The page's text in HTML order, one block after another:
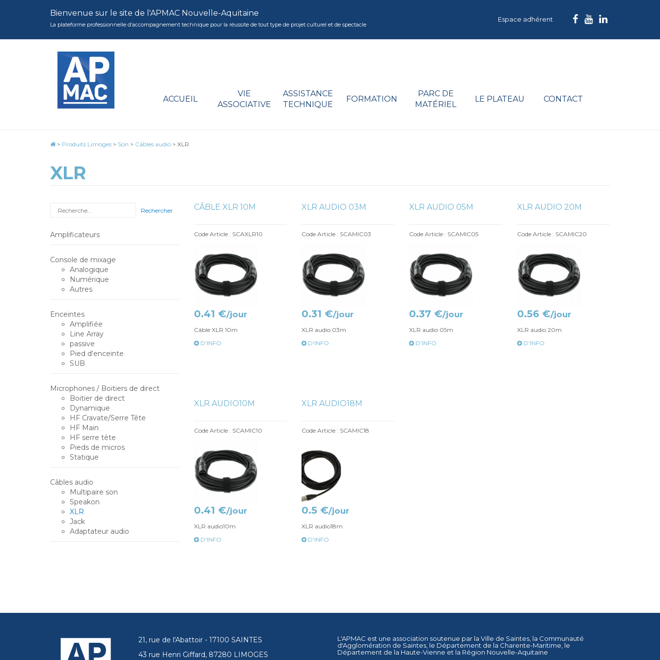
Bienvenue sur le site de l'APMAC Nouvelle-Aquitaine
La plateforme professionnelle d’accompagnement technique pour la réussite de tout type de projet culturel et de spectacle
Espace adhérent
ACCUEIL
VIE
ASSOCIATIVE
ASSISTANCE
TECHNIQUE
FORMATION
PARC DE
MATÉRIEL
LE PLATEAU CONTACT
> Produits Limoges > Son > Câbles audio > XLR
XLR
Rechercher
Amplificateurs
Console de mixage
Analogique
Numérique
Autres
Enceintes
Amplifiée
Line Array
passive
Pied d'enceinte
SUB
Microphones / Boitiers de direct
Boitier de direct
Dynamique
HF Cravate/Serre Tête
HF Main
HF serre tête
Pieds de micros
Statique
Câbles audio
Multipaire son
Speakon
XLR
Jack
Adaptateur audio
CÂBLE XLR 10M
Code Article : SCAXLR10
0.41 €/jour
Câble XLR 10m
D'INFO
XLR AUDIO 03M
Code Article : SCAMIC03
0.31 €/jour
XLR audio 03m
D'INFO
XLR AUDIO 05M
Code Article : SCAMIC05
0.37 €/jour
XLR audio 05m
D'INFO
XLR AUDIO 20M
Code Article : SCAMIC20
0.56 €/jour
XLR audio 20m
D'INFO
XLR AUDIO10M
Code Article : SCAMIC10
0.41 €/jour
XLR audio10m
D'INFO
XLR AUDIO18M
Code Article : SCAMIC18
0.5 €/jour
XLR audio18m
D'INFO
21, rue de l'Abattoir - 17100 SAINTES
43 rue Henri Giffard, 87280 LIMOGES
L'APMAC est une association soutenue par la Ville de Saintes , la Communauté
d'Agglomération de Saintes , le Département de la Charente-Maritime , le
Département de la Haute-Vienne et la Région Nouvelle-Aquitaine